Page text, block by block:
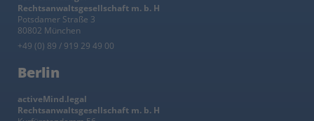
Rechtsanwaltsgesellschaft m. b. H
Potsdamer Straße 3
80802 München
+49 (0) 89 / 919 29 49 00
Berlin
activeMind.legal
Rechtsanwaltsgesellschaft m. b. H